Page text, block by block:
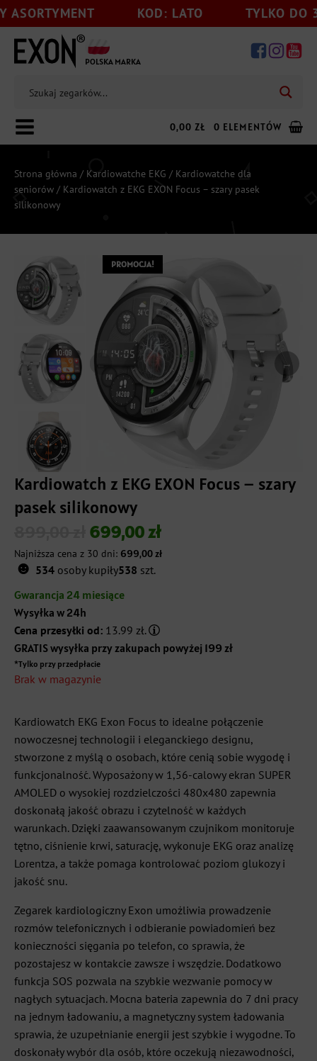
KOD: LATO TYLKO DO 31.08
POLSKA MARKA
0,00 ZŁ 0 ELEMENTÓW
Dodaj jeszcze
Strona główna / Kardiowatche EKG / Kardiowatche dla
seniorów / Kardiowatch z EKG EXON Focus – szary pasek
silikonowy
PROMOCJA!
→
Kardiowatch z EKG EXON Focus – szary
pasek silikonowy
Pierwotna
cena
wynosiła:
899,00 zł.
699,00zł
Aktualna
cena
wynosi:
699,00 zł.
Najniższa cena z 30 dni: 699,00zł
☻ 534 osoby kupiły538 szt.
Kardiowatch EKG Exon Focus to idealne połączenie
nowoczesnej technologii i eleganckiego designu,
stworzone z myślą o osobach, które cenią sobie wygodę i
funkcjonalność. Wyposażony w 1,56-calowy ekran SUPER
AMOLED o wysokiej rozdzielczości 480x480 zapewnia
doskonałą jakość obrazu i czytelność w każdych
warunkach. Dzięki zaawansowanym czujnikom monitoruje
tętno, ciśnienie krwi, saturację, wykonuje EKG oraz analizę
Lorentza, a także pomaga kontrolować poziom glukozy i
jakość snu.
Zegarek kardiologiczny Exon umożliwia prowadzenie
rozmów telefonicznych i odbieranie powiadomień bez
konieczności sięgania po telefon, co sprawia, że
pozostajesz w kontakcie zawsze i wszędzie. Dodatkowo
funkcja SOS pozwala na szybkie wezwanie pomocy w
nagłych sytuacjach. Mocna bateria zapewnia do 7 dni pracy
na jednym ładowaniu, a magnetyczny system ładowania
sprawia, że uzupełnianie energii jest szybkie i wygodne. To
doskonały wybór dla osób, które oczekują niezawodności,
Gwarancja 24 miesiące
Wysyłka w 24h
Cena przesyłki od: 13.99 zł.
GRATIS wysyłka przy zakupach powyżej 199 zł
*Tylko przy przedpłacie
Brak w magazynie